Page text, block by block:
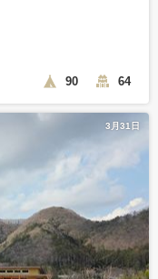
90 64
3月31日